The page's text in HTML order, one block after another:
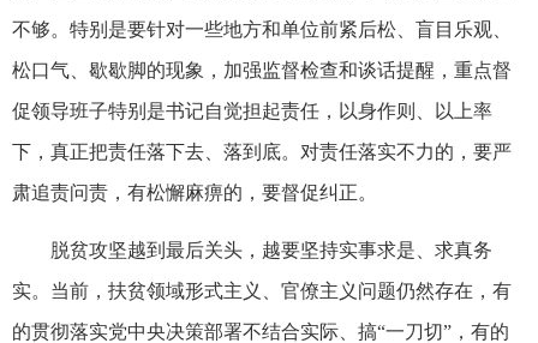
不够。特别是要针对一些地方和单位前紧后松、盲目乐观、
松口气、歇歇脚的现象，加强监督检查和谈话提醒，重点督
促领导班子特别是书记自觉担起责任，以身作则、以上率
下，真正把责任落下去、落到底。对责任落实不力的，要严
肃追责问责，有松懈麻痹的，要督促纠正。
脱贫攻坚越到最后关头，越要坚持实事求是、求真务
实。当前，扶贫领域形式主义、官僚主义问题仍然存在，有
的贯彻落实党中央决策部署不结合实际、搞“一刀切”，有的